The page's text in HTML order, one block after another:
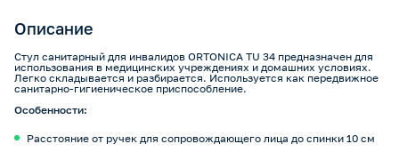
Описание
Стул санитарный для инвалидов ORTONICA TU 34 предназначен для
использования в медицинских учреждениях и домашних условиях.
Легко складывается и разбирается. Используется как передвижное
санитарно-гигиеническое приспособление.
Особенности:
Расстояние от ручек для сопровождающего лица до спинки 10 см